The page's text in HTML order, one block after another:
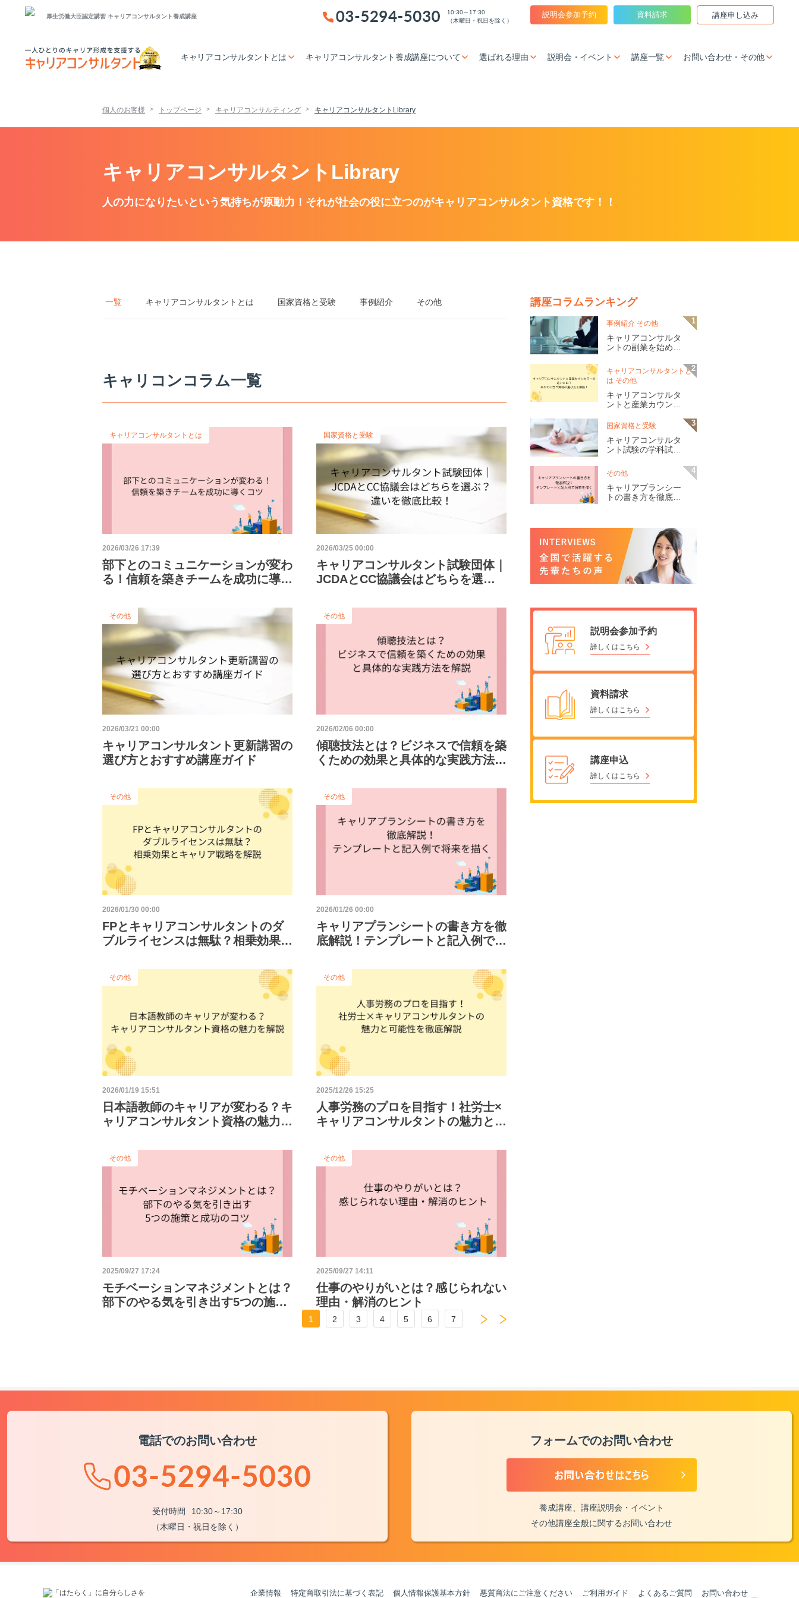
厚生労働大臣認定講習 キャリアコンサルタント養成講座
10:30～17:30
（木曜日・祝日を除く）
説明会参加予約 資料請求 講座申し込み
キャリアコンサルタントとは キャリアコンサルタント養成講座について 選ばれる理由 説明会・イベント 講座一覧 お問い合わせ・その他
個人のお客様 トップページ キャリアコンサルティング キャリアコンサルタントLibrary
キャリアコンサルタントLibrary
人の力になりたいという気持ちが原動力！それが社会の役に立つのがキャリアコンサルタント資格です！！
一覧 キャリアコンサルタントとは 国家資格と受験 事例紹介 その他
キャリコンコラム一覧
キャリアコンサルタントとは
2026/03/26 17:39
部下とのコミュニケーションが変わ
る！信頼を築きチームを成功に導く
国家資格と受験
2026/03/25 00:00
キャリアコンサルタント試験団体｜
JCDAとCC協議会はどちらを選
その他
2026/03/21 00:00
キャリアコンサルタント更新講習の
選び方とおすすめ講座ガイド
その他
2026/02/06 00:00
傾聴技法とは？ビジネスで信頼を築
くための効果と具体的な実践方法を
その他
2026/01/30 00:00
FPとキャリアコンサルタントのダ
ブルライセンスは無駄？相乗効果と
その他
2026/01/26 00:00
キャリアプランシートの書き方を徹
底解説！テンプレートと記入例で将
その他
2026/01/19 15:51
日本語教師のキャリアが変わる？キ
ャリアコンサルタント資格の魅力を
その他
2025/12/26 15:25
人事労務のプロを目指す！社労士×
キャリアコンサルタントの魅力と可
その他
2025/09/27 17:24
モチベーションマネジメントとは？
部下のやる気を引き出す5つの施策
その他
2025/09/27 14:11
仕事のやりがいとは？感じられない
理由・解消のヒント
1 2 3 4 5 6 7
講座コラムランキング
事例紹介 その他
キャリアコンサルタ
ントの副業を始める
の収入アップのポイ
ントを解説
キャリアコンサルタントと
は その他
キャリアコンサルタ
ントと産業カウンセ
なたに合う資格の選
国家資格と受験
キャリアコンサルタ
ント試験の学科試験
囲や合格に向けた対
策を紹介
その他
キャリアプランシー
トの書き方を徹底解
説明会参加予約
詳しくはこちら
資料請求
詳しくはこちら
講座申込
詳しくはこちら
電話でのお問い合わせ
受付時間
10:30～17:30
（木曜日・祝日を除く）
フォームでのお問い合わせ
養成講座、講座説明会・イベント
その他講座全般に関するお問い合わせ
企業情報 特定商取引法に基づく表記 個人情報保護基本方針 悪質商法にご注意ください ご利用ガイド よくあるご質問 お問い合わせ